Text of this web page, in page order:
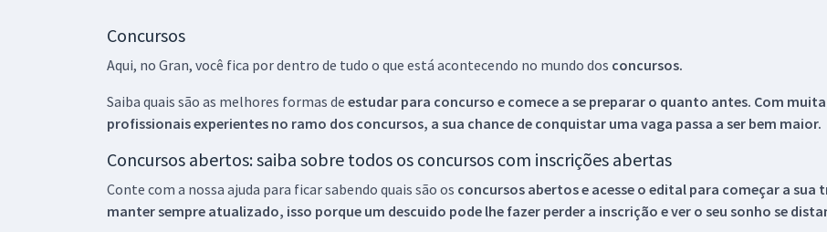
Concursos
Aqui, no Gran, você fica por dentro de tudo o que está acontecendo no mundo dos concursos.
Saiba quais são as melhores formas de estudar para concurso e comece a se preparar o quanto antes. Com
profissionais experientes no ramo dos concursos, a sua chance de conquistar uma vaga passa a ser bem maior.
Concursos abertos: saiba sobre todos os concursos com inscrições abertas
Conte com a nossa ajuda para ficar sabendo quais são os concursos abertos e acesse o edital para começar a
manter sempre atualizado, isso porque um descuido pode lhe fazer perder a inscrição e ver o seu sonho se